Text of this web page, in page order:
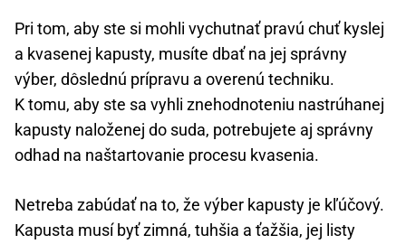
Pri tom, aby ste si mohli vychutnať pravú chuť kyslej
a kvasenej kapusty, musíte dbať na jej správny
výber, dôslednú prípravu a overenú techniku.
K tomu, aby ste sa vyhli znehodnoteniu nastrúhanej
kapusty naloženej do suda, potrebujete aj správny
odhad na naštartovanie procesu kvasenia.
Netreba zabúdať na to, že výber kapusty je kľúčový.
Kapusta musí byť zimná, tuhšia a ťažšia, jej listy